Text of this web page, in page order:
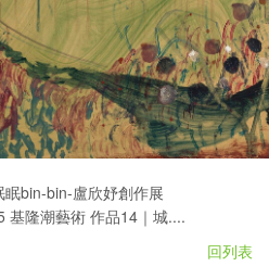
bin-bin-盧欣妤創作展
基隆潮藝術 作品14｜城....
回列表